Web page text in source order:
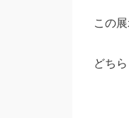
この
どち